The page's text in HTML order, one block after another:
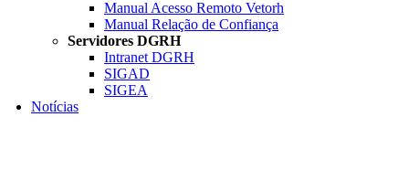
Manual Acesso Remoto Vetorh
Manual Relação de Confiança
Servidores DGRH
Intranet DGRH
SIGAD
SIGEA
Notícias